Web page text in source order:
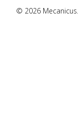
© 2026